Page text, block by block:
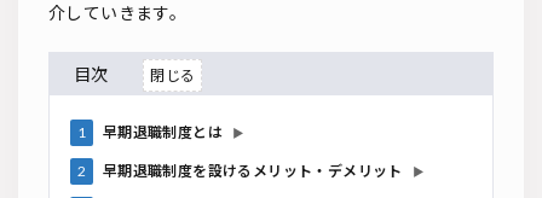
介していきます。
目次
1 早期退職制度とは ▶
2 早期退職制度を設けるメリット・デメリット ▶